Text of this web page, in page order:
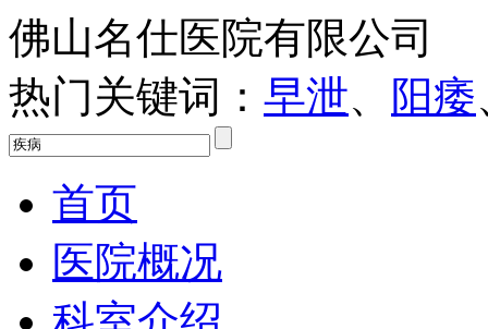
佛山名仕医院有限公司
热门关键词： 早泄、 阳痿
首页
医院概况